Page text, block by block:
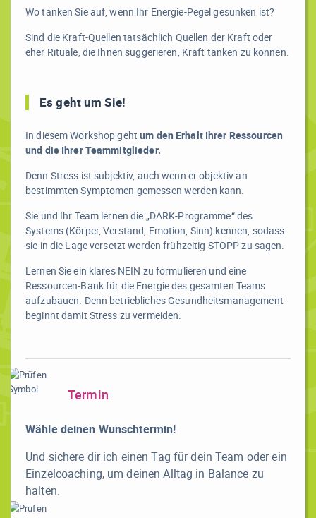
Wo tanken Sie auf, wenn Ihr Energie-Pegel gesunken ist?
Sind die Kraft-Quellen tatsächlich Quellen der Kraft oder
eher Rituale, die Ihnen suggerieren, Kraft tanken zu können.
Es geht um Sie!
In diesem Workshop gehtum den Erhalt Ihrer Ressourcen
und die Ihrer Teammitglieder.
Denn Stress ist subjektiv, auch wenn er objektiv an
bestimmten Symptomen gemessen werden kann.
Sie und Ihr Team lernen die „DARK-Programme“ des
Systems (Körper, Verstand, Emotion, Sinn) kennen, sodass
sie in die Lage versetzt werden frühzeitig STOPP zu sagen.
Lernen Sie ein klares NEIN zu formulieren und eine
Ressourcen-Bank für die Energie des gesamten Teams
aufzubauen. Denn betriebliches Gesundheitsmanagement
beginnt damit Stress zu vermeiden.
Termin
Wähle deinen Wunschtermin!
Und sichere dir ich einen Tag für dein Team oder ein
Einzelcoaching, um deinen Alltag in Balance zu
halten.